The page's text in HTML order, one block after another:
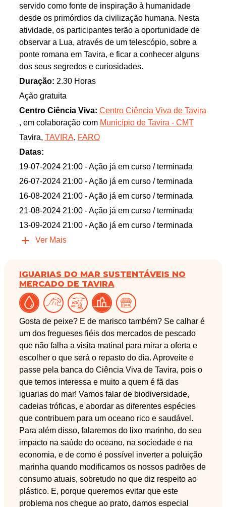
servido como fonte de inspiração à humanidade
desde os primórdios da civilização humana. Nesta
atividade, os participantes terão a oportunidade de
observar a Lua, através de um telescópio, sobre a
ponte romana em Tavira, e ficar a conhecer alguns
dos seus segredos e curiosidades.
Duração: 2.30 Horas
Ação gratuita
Centro Ciência Viva: Centro Ciência Viva de Tavira
, em colaboração com Município de Tavira - CMT
Tavira, TAVIRA, FARO
Datas:
19-07-2024 21:00 - Ação já em curso / terminada
26-07-2024 21:00 - Ação já em curso / terminada
16-08-2024 21:00 - Ação já em curso / terminada
21-08-2024 21:00 - Ação já em curso / terminada
13-09-2024 21:00 - Ação já em curso / terminada
Ver Mais
IGUARIAS DO MAR SUSTENTÁVEIS NO
MERCADO DE TAVIRA
Gosta de peixe? E de marisco também? Se calhar é
um dos fregueses fiéis dos mercados de pescado
que não falha a visita matinal para mirar a oferta e
escolher o que será o repasto do dia. Aproveite e
passe pela banca do Ciência Viva de Tavira, pois o
que temos interessa e muito a quem é fã das
iguarias do mar! Vamos falar de biodiversidade,
cadeias tróficas, e abordar as diferentes espécies
que contribuem para um oceano rico e saudável.
Para além disso, falaremos do lixo marinho, do seu
impacto na saúde do oceano, na sociedade e na
economia, e de como é possível inverter a poluição
marinha quando modificamos os nossos padrões de
consumo atuais, sobretudo no que diz respeito ao
plástico. E, porque queremos evitar que este
problema nos chegue ao prato, damos especial